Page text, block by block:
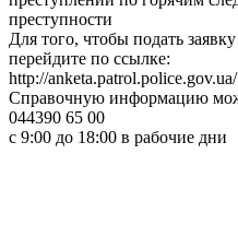
преступности
Для того, чтобы подать
перейдите по ссылке:
http://anketa.patrol.police.gov.ua/
Справочную информацию
044390 65 00
с 9:00 до 18:00 в рабочие дни